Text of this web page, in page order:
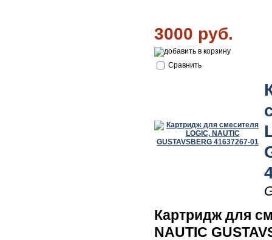
3000 руб.
Сравнить
Картридж для
NAUTIC